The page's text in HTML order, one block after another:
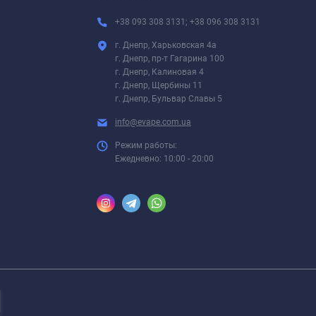
+38 093 308 3131; +38 096 308 3131
г. Днепр, Харьковская 4а
г. Днепр, пр-т Гагарина 100
г. Днепр, Калиновая 4
г. Днепр, Щербины 11
г. Днепр, Бульвар Славы 5
info@evape.com.ua
Режим работы:
Ежедневно: 10:00 - 20:00